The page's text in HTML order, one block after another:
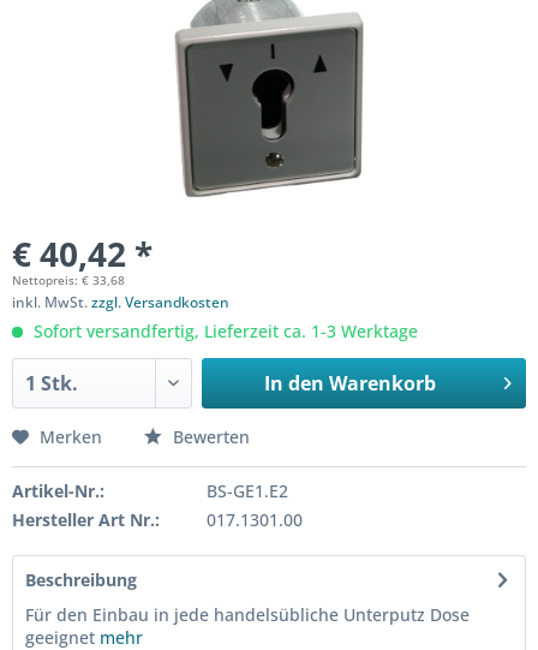
€ 40,42 *
Nettopreis: € 33,68
inkl. MwSt.zzgl. Versandkosten
Sofort versandfertig, Lieferzeit ca. 1-3 Werktage
In den Warenkorb
Merken Bewerten
Artikel-Nr.:
BS-GE1.E2
Hersteller Art Nr.:
017.1301.00
Beschreibung
Für den Einbau in jede handelsübliche Unterputz Dose
geeignet mehr